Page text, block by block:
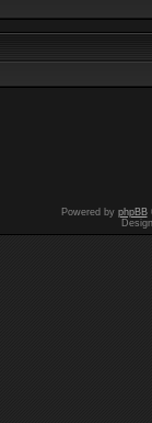
Powered by phpBB